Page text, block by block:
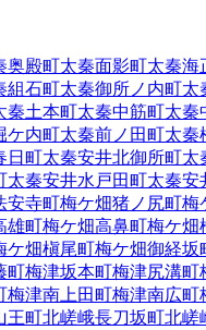
奥殿町太秦面影町太秦海
組石町太秦御所ノ内町太
秦土本町太秦中筋町太秦
ケ内町太秦前ノ田町太秦
日町太秦安井北御所町太
太秦安井水戸田町太秦安
安寺町梅ケ畑猪ノ尻町梅
雄町梅ケ畑高鼻町梅ケ畑
ケ畑槇尾町梅ケ畑御経坂
町梅津坂本町梅津尻溝町
梅津南上田町梅津南広町
王町北嵯峨長刀坂町北嵯